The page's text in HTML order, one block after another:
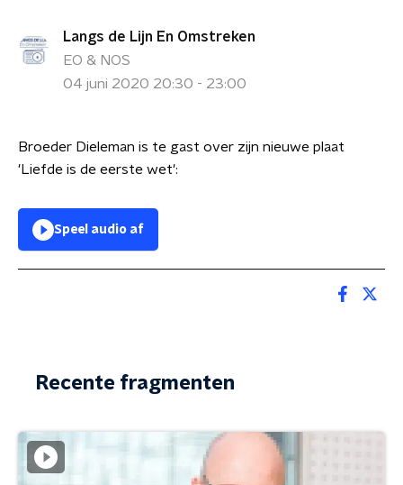
Langs de Lijn En Omstreken
EO & NOS
04 juni 2020 20:30 - 23:00
Broeder Dieleman is te gast over zijn nieuwe plaat
'Liefde is de eerste wet':
Speel audio af
Recente fragmenten